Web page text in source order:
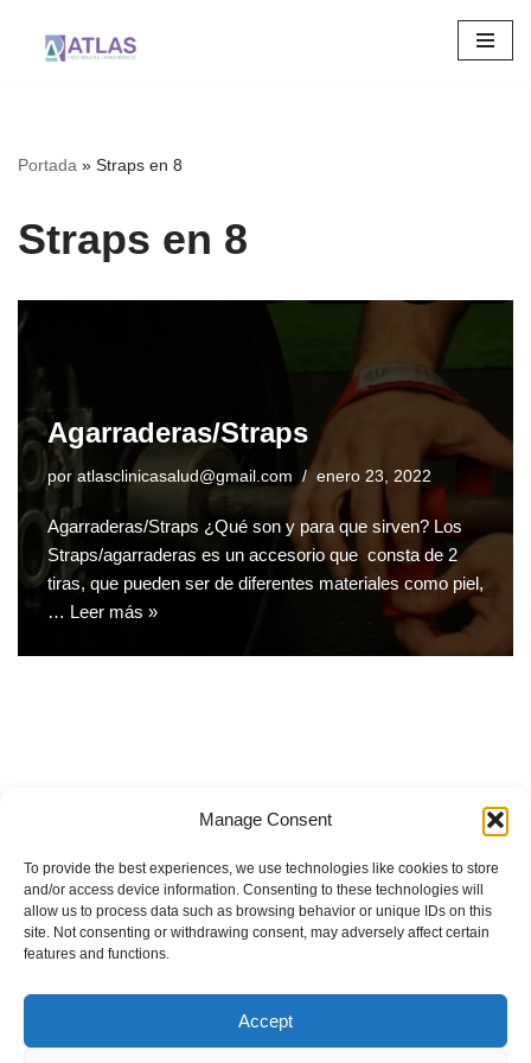
Manage Consent
To provide the best experiences, we use technologies like cookies to store
and/or access device information. Consenting to these technologies will
allow us to process data such as browsing behavior or unique IDs on this
site. Not consenting or withdrawing consent, may adversely affect certain
features and functions.
Accept
Saltar
Portada » Straps en 8
Straps en 8
Agarraderas/Straps
por atlasclinicasalud@gmail.com enero 23, 2022
Agarraderas/Straps ¿Qué son y para que sirven? Los
Straps/agarraderas es un accesorio que consta de 2
tiras, que pueden ser de diferentes materiales como piel,
… Leer más »
Sistema de entrenamiento Botom-up
El Ligamento Cruzado Anterior (LCA): Lesión, Prevención y
Recuperación
Alimentación intuitiva
Impacto del ejercicio físico sobre la salud